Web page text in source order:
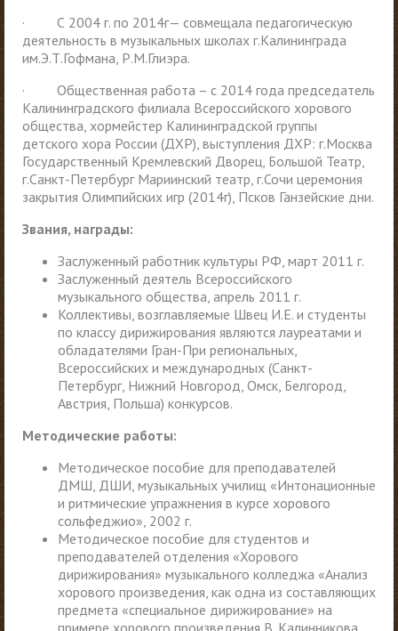
· С 2004 г. по 2014г— совмещала педагогическую
деятельность в музыкальных школах г.Калининграда
им.Э.Т.Гофмана, Р.М.Глиэра.
· Общественная работа – с 2014 года председатель
Калининградского филиала Всероссийского хорового
общества, хормейстер Калининградской группы
детского хора России (ДХР), выступления ДХР: г.Москва
Государственный Кремлевский Дворец, Большой Театр,
г.Санкт-Петербург Мариинский театр, г.Сочи церемония
закрытия Олимпийских игр (2014г), Псков Ганзейские дни.
Звания, награды:
Заслуженный работник культуры РФ, март 2011 г.
Заслуженный деятель Всероссийского
музыкального общества, апрель 2011 г.
Коллективы, возглавляемые Швец И.Е. и студенты
по классу дирижирования являются лауреатами и
обладателями Гран-При региональных,
Всероссийских и международных (Санкт-
Петербург, Нижний Новгород, Омск, Белгород,
Австрия, Польша) конкурсов.
Методические работы:
Методическое пособие для преподавателей
ДМШ, ДШИ, музыкальных училищ «Интонационные
и ритмические упражнения в курсе хорового
сольфеджио», 2002 г.
Методическое пособие для студентов и
преподавателей отделения «Хорового
дирижирования» музыкального колледжа «Анализ
хорового произведения, как одна из составляющих
предмета «специальное дирижирование» на
примере хорового произведения В. Калинникова,